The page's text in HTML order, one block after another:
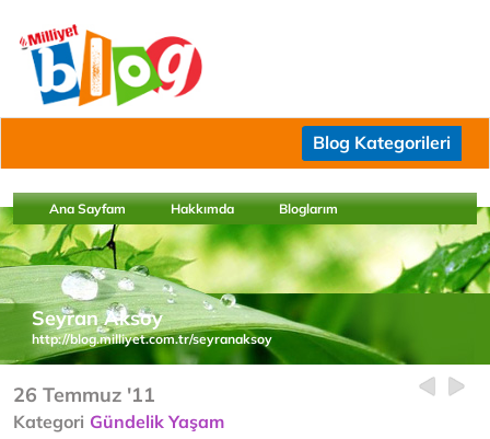
Blog Kategorileri
Ana Sayfam Hakkımda Bloglarım
Seyran Aksoy
http://blog.milliyet.com.tr/seyranaksoy
26 Temmuz '11
Kategori Gündelik Yaşam